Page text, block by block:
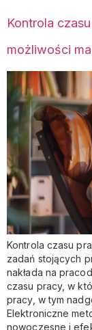
Kontrola
możliwości
Kontrola czasu
zadań stojących
nakłada na
czasu pracy, w
pracy, w tym
Elektroniczne
nowoczesne i